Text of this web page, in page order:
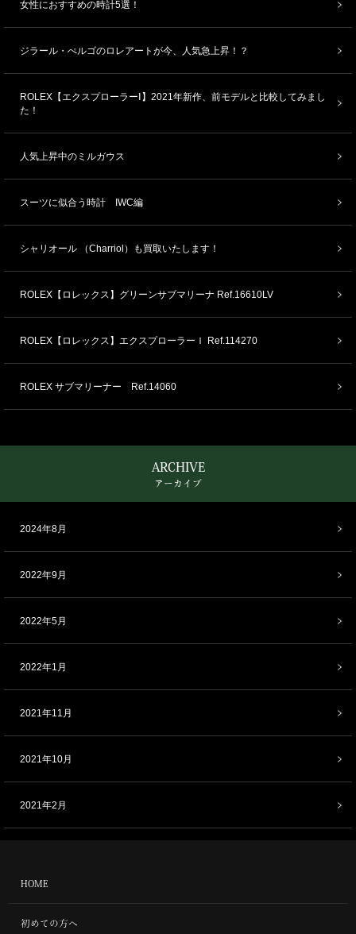
女性におすすめの時計5選！
ジラール・ぺルゴのロレアートが今、人気急上昇！？
ROLEX【エクスプローラーⅠ】2021年新作、前モデルと比較してみまし
た！
人気上昇中のミルガウス
スーツに似合う時計 IWC編
シャリオール （Charriol）も買取いたします！
ROLEX【ロレックス】グリーンサブマリーナ Ref.16610LV
ROLEX【ロレックス】エクスプローラーＩ Ref.114270
ROLEX サブマリーナー Ref.14060
ARCHIVE
アーカイブ
2024年8月
2022年9月
2022年5月
2022年1月
2021年11月
2021年10月
2021年2月
HOME
初めての方へ